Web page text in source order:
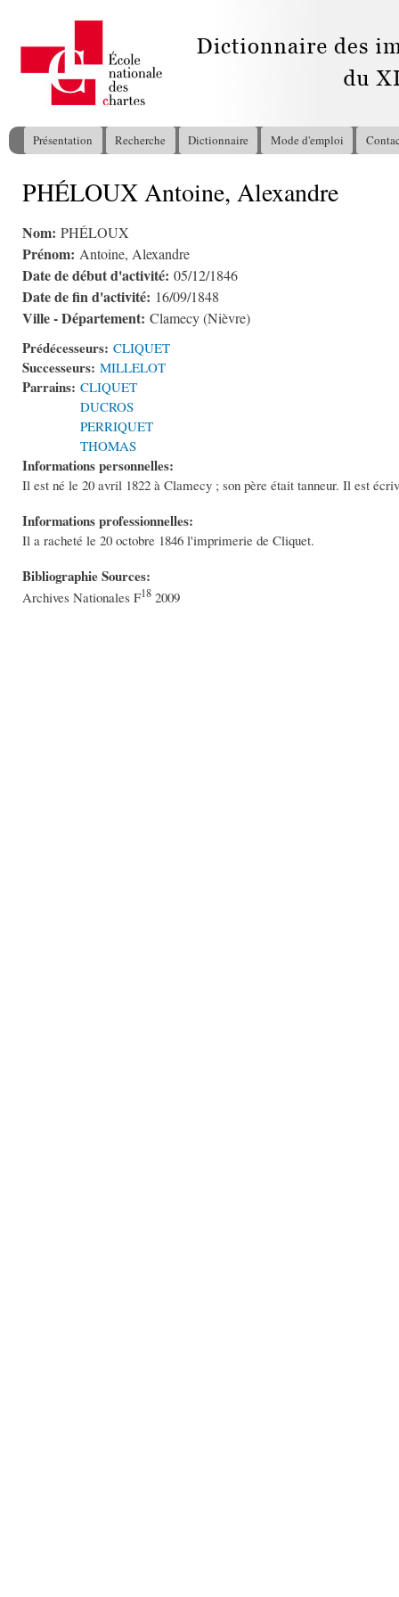
Menu principal
Présentation Recherche Dictionnaire Mode d'emploi
Vous êtes ici
PHÉLOUX Antoine, Alexandre
Nom: PHÉLOUX
Prénom: Antoine, Alexandre
Date de début d'activité: 05/12/1846
Date de fin d'activité: 16/09/1848
Ville - Département: Clamecy (Nièvre)
Prédécesseurs: CLIQUET
Successeurs: MILLELOT
Parrains: CLIQUET
DUCROS
PERRIQUET
THOMAS
Informations personnelles:
Il est né le 20 avril 1822 à Clamecy ; son père était tanneur. Il est
Informations professionnelles:
Il a racheté le 20 octobre 1846 l'imprimerie de Cliquet.
Bibliographie Sources:
Archives Nationales F18 2009